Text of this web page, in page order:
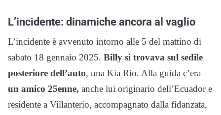
L’incidente: dinamiche ancora al vaglio
L’incidente è avvenuto intorno alle 5 del mattino di
sabato 18 gennaio 2025. Billy si trovava sul sedile
posteriore dell’auto, una Kia Rio. Alla guida c’era
un amico 25enne, anche lui originario dell’Ecuador e
residente a Villanterio, accompagnato dalla fidanzata,